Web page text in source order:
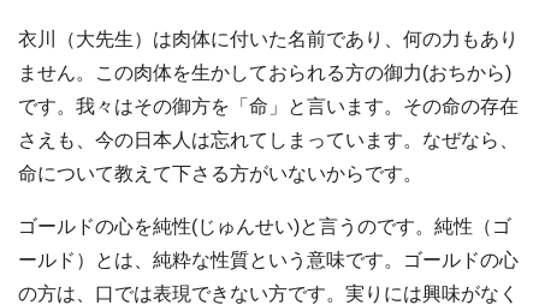
衣川（大先生）は肉体に付いた名前であり、何の力もあり
ません。この肉体を生かしておられる方の御力(おちから)
です。我々はその御方を「命」と言います。その命の存在
さえも、今の日本人は忘れてしまっています。なぜなら、
命について教えて下さる方がいないからです。
ゴールドの心を純性(じゅんせい)と言うのです。純性（ゴ
ールド）とは、純粋な性質という意味です。ゴールドの心
の方は、口では表現できない方です。実りには興味がなく